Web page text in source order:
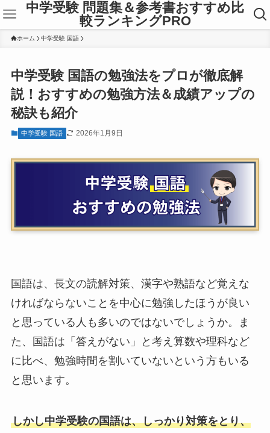
中学受験 問題集＆参考書おすすめ比
較ランキングPRO
ホーム 中学受験 国語
中学受験 国語の勉強法をプロが徹底解
説！おすすめの勉強方法＆成績アップの
秘訣も紹介
中学受験 国語 2026年1月9日
国語は、長文の読解対策、漢字や熟語など覚えな
ければならないことを中心に勉強したほうが良い
と思っている人も多いのではないでしょうか。ま
た、国語は「答えがない」と考え算数や理科など
に比べ、勉強時間を割いていないという方もいる
と思います。
しかし中学受験の国語は、しっかり対策をとり、